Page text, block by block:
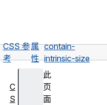
CSS 参
考
属
性
contain-
intrinsic-size
此
页
面
C
S